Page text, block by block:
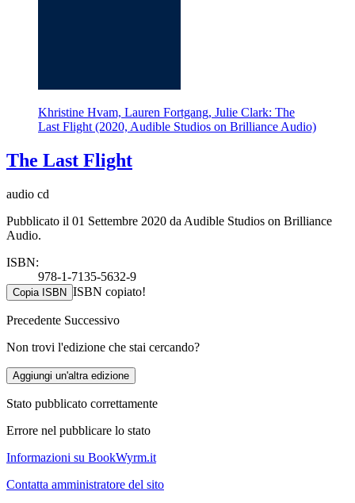
Khristine Hvam, Lauren Fortgang, Julie Clark: The
Last Flight (2020, Audible Studios on Brilliance Audio)
The Last Flight
audio cd
Pubblicato il 01 Settembre 2020 da Audible Studios on Brilliance
Audio.
ISBN:
978-1-7135-5632-9
Copia ISBN ISBN copiato!
Precedente Successivo
Non trovi l'edizione che stai cercando?
Aggiungi un'altra edizione
Stato pubblicato correttamente
Errore nel pubblicare lo stato
Informazioni su BookWyrm.it
Contatta amministratore del sito